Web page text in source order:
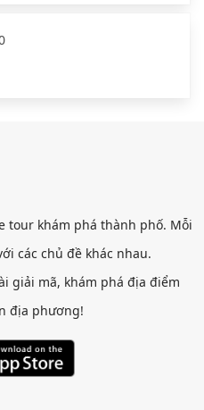
tour khám phá thành phố. Mỗi
các chủ đề khác nhau.
giải mã, khám phá địa điểm
địa phương!